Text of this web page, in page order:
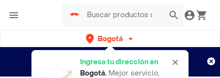
Bogotá
Ingresa tu dirección en
Bogotá. Mejor servicio,
envíos gratis por semanas
Aplican TyC